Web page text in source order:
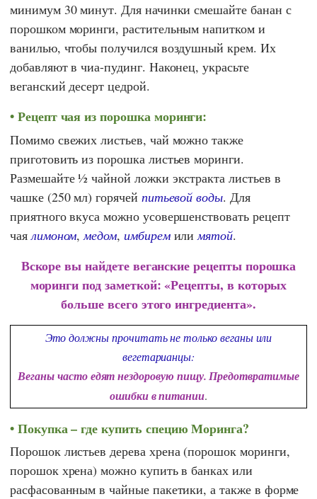
минимум 30 минут. Для начинки смешайте банан с
порошком моринги, растительным напитком и
ванилью, чтобы получился воздушный крем. Их
добавляют в чиа-пудинг. Наконец, украсьте
веганский десерт цедрой.
Рецепт чая из порошка моринги:
Помимо свежих листьев, чай можно также
приготовить из порошка листьев моринги.
Размешайте ½ чайной ложки экстракта листьев в
чашке (250 мл) горячей питьевой воды. Для
приятного вкуса можно усовершенствовать рецепт
чая лимоном, медом, имбиремили мятой.
Вскоре вы найдете веганские рецепты порошка
моринги под заметкой: «Рецепты, в которых
больше всего этого ингредиента».
Это должны прочитать не только веганы или
вегетарианцы:
Веганы часто едят нездоровую пищу. Предотвратимые
ошибки в питании.
Покупка – где купить специю Моринга?
Порошок листьев дерева хрена (порошок моринги,
порошок хрена) можно купить в банках или
расфасованным в чайные пакетики, а также в форме